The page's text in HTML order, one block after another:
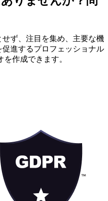
ストが 50% 増加し、在
した。"
を簡単に作成できるよ
マーケティング手法は
は何日もかかっていた